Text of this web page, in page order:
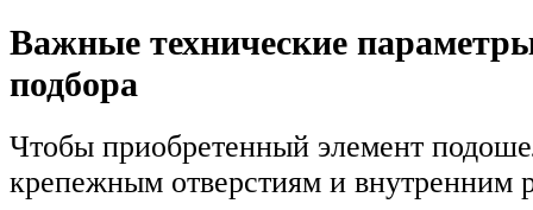
Важные технические
подбора
Чтобы приобретенный элемент
крепежным отверстиям и внутренним